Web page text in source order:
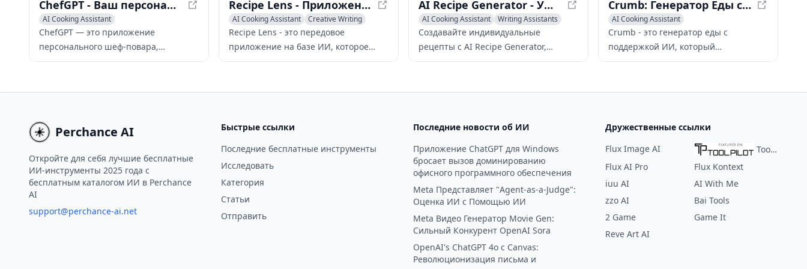
ChefGPT - Ваш персональный AI-шеф-повар
AI Cooking Assistant
ChefGPT — это приложение
персонального шеф-повара,
работающее на основе ИИ, которое
планирование рациона с помощью
рецептов, планирования питания и
экспертных кулинарных советов.
Recipe Lens - Приложение на базе ИИ для идентификации рецептов и создания собственных
AI Cooking Assistant Creative Writing
Recipe Lens - это передовое
приложение на базе ИИ, которое
позволяет пользователям находить
собственные рецепты, используя
изображений и возможностям ИИ.
AI Recipe Generator - Умное планирование питания без усилий
AI Cooking Assistant
Writing Assistants
Creative Writing
Создавайте индивидуальные
рецепты с AI Recipe Generator,
передовой технологией,
интеллект для генерации планов
ингредиентов.
Crumb: Генератор Еды с ИИ - Рецепты с Тем, Что У Вас Есть
AI Cooking Assistant
Crumb - это генератор еды с
поддержкой ИИ, который
превращает ваши ингредиенты в
помощью голосового ввода без рук,
создать персонализированный
рецепт для вас.
Perchance AI
Откройте для себя лучшие бесплатные
ИИ-инструменты 2025 года с
бесплатным каталогом ИИ в Perchance
AI
support@perchance-ai.net
Быстрые ссылки
Последние бесплатные инструменты
Исследовать
Категория
Статьи
Отправить
Последние новости об ИИ
Приложение ChatGPT для Windows
бросает вызов доминированию
офисного программного обеспечения
Meta Представляет "Agent-as-a-Judge":
Оценка ИИ с Помощью ИИ
Meta Видео Генератор Movie Gen:
Сильный Конкурент OpenAI Sora
OpenAI's ChatGPT 4o с Canvas:
Революционизация письма и
Дружественные ссылки
Flux Image AI
ToolPilot
Flux AI Pro
Flux Kontext
iuu AI
AI With Me
zzo AI
Bai Tools
2 Game
Game It
Reve Art AI